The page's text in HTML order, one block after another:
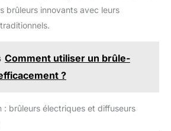
brûleurs innovants avec leurs
Comment utiliser un brûle-
?
: brûleurs électriques et diffuseurs